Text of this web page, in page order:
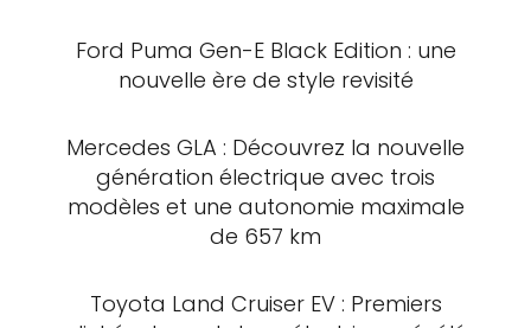
Ford Puma Gen-E Black Edition : une
nouvelle ère de style revisité
Mercedes GLA : Découvrez la nouvelle
génération électrique avec trois
modèles et une autonomie maximale
de 657 km
Toyota Land Cruiser EV : Premiers